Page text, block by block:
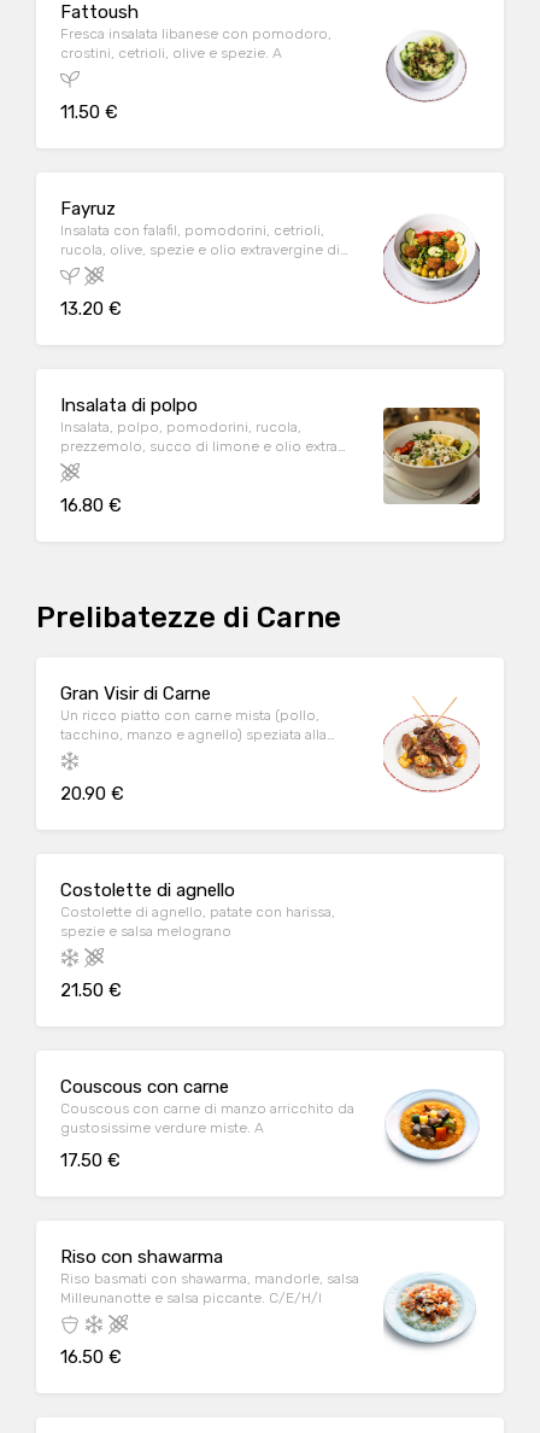
Fattoush
Fresca insalata libanese con pomodoro,
crostini, cetrioli, olive e spezie. A
11.50 €
Fayruz
Insalata con falafil, pomodorini, cetrioli,
rucola, olive, spezie e olio extravergine di
oliva.
13.20 €
Insalata di polpo
Insalata, polpo, pomodorini, rucola,
prezzemolo, succo di limone e olio extra
vergine d'oliva. P
16.80 €
Prelibatezze di Carne
Gran Visir di Carne
Un ricco piatto con carne mista (pollo,
tacchino, manzo e agnello) speziata alla
griglia. A
20.90 €
Costolette di agnello
Costolette di agnello, patate con harissa,
spezie e salsa melograno
21.50 €
Couscous con carne
Couscous con carne di manzo arricchito da
gustosissime verdure miste. A
17.50 €
Riso con shawarma
Riso basmati con shawarma, mandorle, salsa
Milleunanotte e salsa piccante. C/E/H/I
16.50 €